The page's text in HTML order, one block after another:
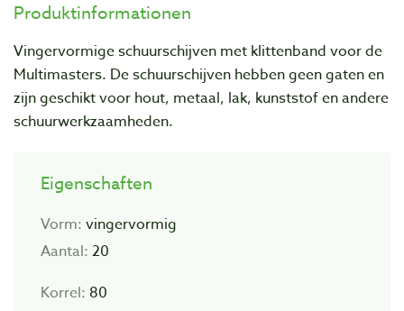
Produktinformationen
Vingervormige schuurschijven met klittenband voor de
Multimasters. De schuurschijven hebben geen gaten en
zijn geschikt voor hout, metaal, lak, kunststof en andere
schuurwerkzaamheden.
Eigenschaften
Vorm: vingervormig
Aantal: 20
Korrel: 80